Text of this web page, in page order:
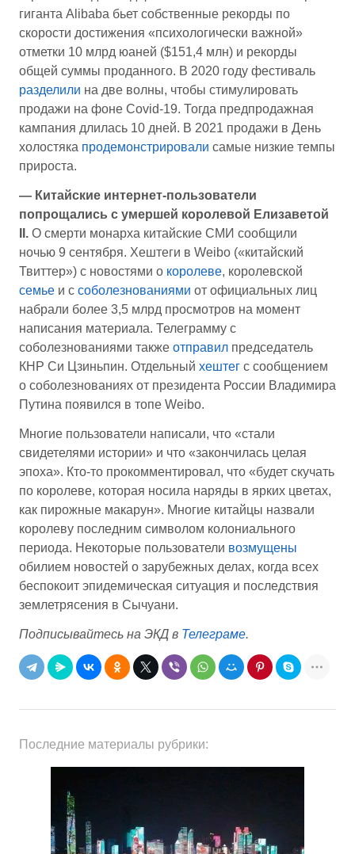
гиганта Alibaba бьет собственные рекорды по
скорости достижения «психологически важной»
отметки 10 млрд юаней ($151,4 млн) и рекорды
общей суммы проданного. В 2020 году фестиваль
разделили на две волны, чтобы стимулировать
продажи на фоне Covid-19. Тогда предпродажная
кампания длилась 10 дней. В 2021 продажи в День
холостяка продемонстрировали самые низкие темпы
прироста.
— Китайские интернет-пользователи
попрощались с умершей королевой Елизаветой
II. О смерти монарха китайские СМИ сообщили
ночью 9 сентября. Хештеги в Weibo («китайский
Твиттер») с новостями о королеве, королевской
семье и с соболезнованиями от официальных лиц
набрали более 3,5 млрд просмотров на момент
написания материала. Телеграмму с
соболезнованиями также отправил председатель
КНР Си Цзиньпин. Отдельный хештег с сообщением
о соболезнованиях от президента России Владимира
Путина появился в топе Weibo.
Многие пользователи написали, что «стали
свидетелями истории» и что «закончилась целая
эпоха». Кто-то прокомментировал, что «будет скучать
по королеве, которая носила наряды в ярких цветах,
как пирожные макарун». Многие китайцы назвали
королеву последним символом колониального
периода. Некоторые пользователи возмущены
обилием новостей о зарубежных делах, когда всех
беспокоит эпидемическая ситуация и последствия
землетрясения в Сычуани.
Подписывайтесь на ЭКД в Телеграме.
Последние материалы рубрики: